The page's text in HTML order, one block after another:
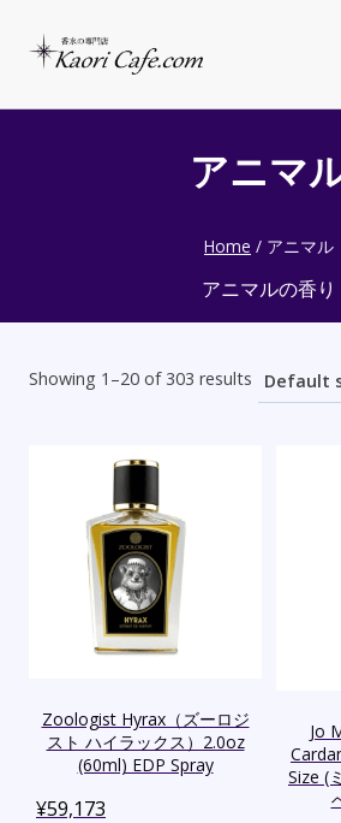
アニマ
Home / アニマル
アニマルの香り
Showing 1–20 of 303 results
Zoologist Hyrax（ズーロジ
スト ハイラックス）2.0oz
(60ml) EDP Spray
¥59,173
Jo
Size (